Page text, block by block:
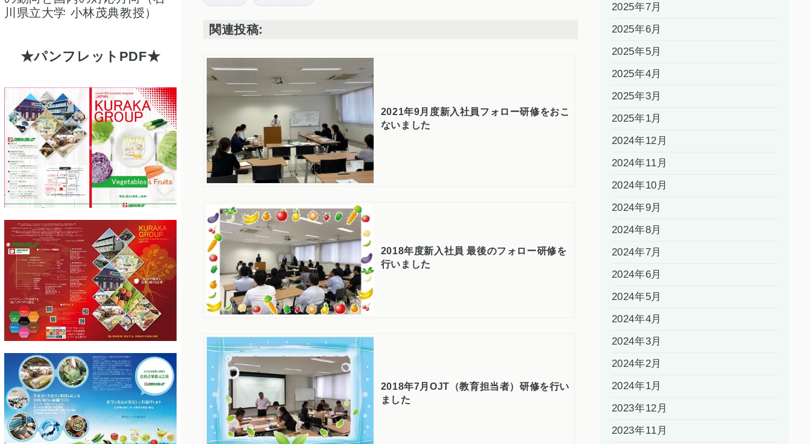
川県立大学 小林茂典教授）
パンフレットPDF
関連投稿:
2021年9月度新入社員フォロー研修をおこ
ないました
2018年度新入社員 最後のフォロー研修を
行いました
2018年7月OJT（教育担当者）研修を行い
ました
2025年7月
2025年6月
2025年5月
2025年4月
2025年3月
2025年1月
2024年12月
2024年11月
2024年10月
2024年9月
2024年8月
2024年7月
2024年6月
2024年5月
2024年4月
2024年3月
2024年2月
2024年1月
2023年12月
2023年11月